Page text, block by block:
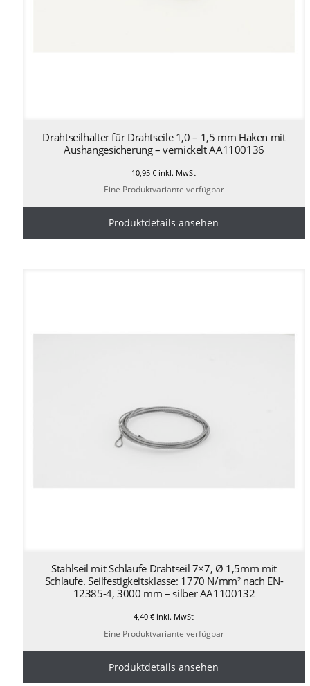
Drahtseilhalter für Drahtseile 1,0 – 1,5 mm Haken mit
Aushängesicherung – vernickelt AA1100136
10,95€ inkl. MwSt
Eine Produktvariante verfügbar
Produktdetails ansehen
Stahlseil mit Schlaufe Drahtseil 7×7, Ø 1,5mm mit
Schlaufe. Seilfestigkeitsklasse: 1770 N/mm² nach EN-
12385-4, 3000 mm – silber AA1100132
4,40€ inkl. MwSt
Eine Produktvariante verfügbar
Produktdetails ansehen